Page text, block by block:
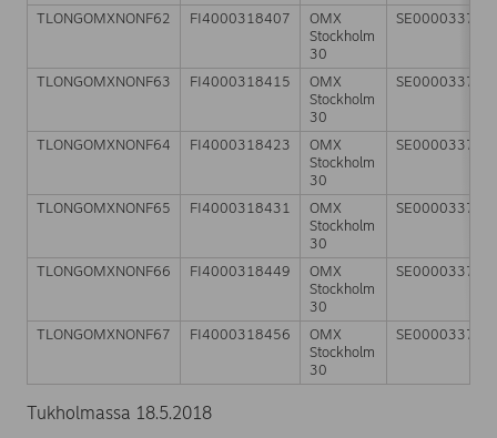
TLONGOMXNONF62 FI4000318407
OMX
Stockholm
30
TLONGOMXNONF63 FI4000318415
OMX
Stockholm
30
TLONGOMXNONF64 FI4000318423
OMX
Stockholm
30
TLONGOMXNONF65 FI4000318431
OMX
Stockholm
30
TLONGOMXNONF66 FI4000318449
OMX
Stockholm
30
TLONGOMXNONF67 FI4000318456
OMX
Stockholm
30
Tukholmassa 18.5.2018